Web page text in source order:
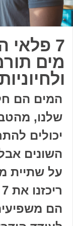
7
מים
המים הם
שלנו,
יכולים
השונים
על שתיית
הם